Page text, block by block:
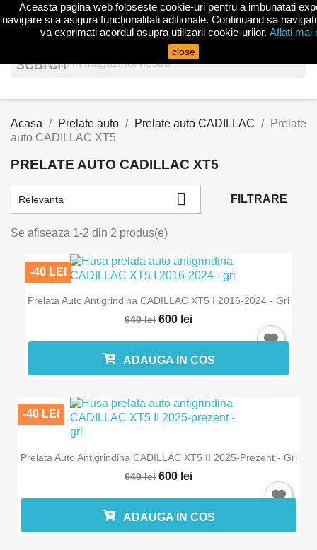
 (0)

search
Acasa Prelate auto Prelate auto CADILLAC
Prelate
auto CADILLAC XT5
PRELATE AUTO CADILLAC XT5
Relevanta  FILTRARE
Se afiseaza 1-2 din 2 produs(e)
Prelata Auto Antigrindina CADILLAC XT5 I 2016-2024 - Gri
640 lei 600 lei
-40 LEI
ADAUGA IN COS
Prelata Auto Antigrindina CADILLAC XT5 II 2025-Prezent - Gri
640 lei 600 lei
-40 LEI
ADAUGA IN COS
Aceasta pagina web foloseste cookie-uri pentru a imbunatati
navigare si a asigura funcționalitati aditionale. Continuand sa
va exprimati acordul asupra utilizarii cookie-urilor. Aflati mai
close
Intra in cont